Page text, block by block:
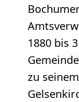
1880 bis
zu